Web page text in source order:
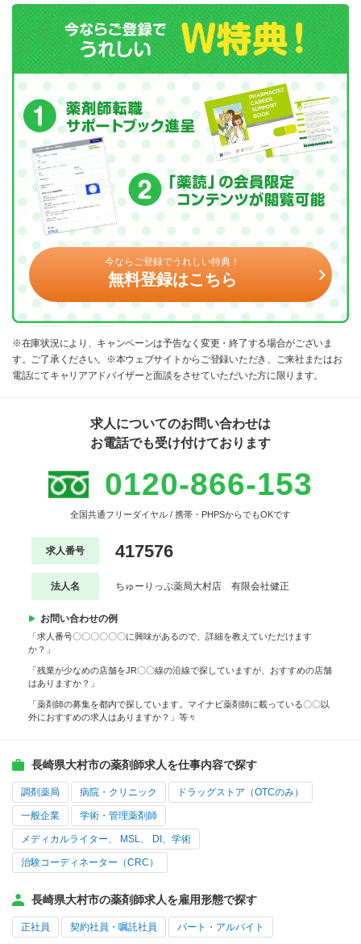
今ならご登録でうれしい特典！
無料登録はこちら
※在庫状況により、キャンペーンは予告なく変更・終了する場合がございま
す。ご了承ください。※本ウェブサイトからご登録いただき、ご来社またはお
電話にてキャリアアドバイザーと面談をさせていただいた方に限ります。
求人についてのお問い合わせは
お電話でも受け付けております
0120-866-153
全国共通フリーダイヤル / 携帯・PHPSからでもOKです
求人番号 417576
法人名 ちゅーりっぷ薬局大村店 有限会社健正
お問い合わせの例
「求人番号〇〇〇〇〇〇に興味があるので、詳細を教えていただけます
か？」
「残業が少なめの店舗をJR〇〇線の沿線で探していますが、おすすめの店舗
はありますか？」
「薬剤師の募集を都内で探しています。マイナビ薬剤師に載っている〇〇以
外におすすめの求人はありますか？」等々
長崎県大村市の薬剤師求人を仕事内容で探す
調剤薬局 病院・クリニック ドラッグストア（OTCのみ）
一般企業 学術・管理薬剤師
メディカルライター、 MSL、 DI、学術
治験コーディネーター（CRC）
長崎県大村市の薬剤師求人を雇用形態で探す
正社員 契約社員・嘱託社員 パート・アルバイト